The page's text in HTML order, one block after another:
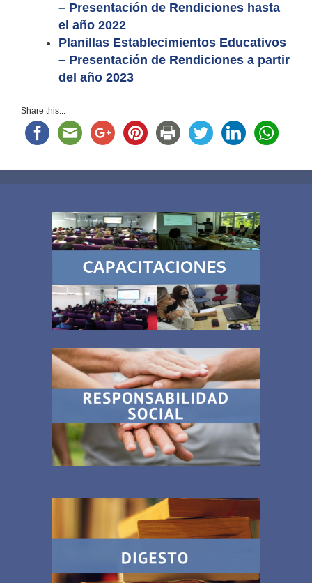
– Presentación de Rendiciones hasta
el año 2022
Planillas Establecimientos Educativos
– Presentación de Rendiciones a partir
del año 2023
Share this...